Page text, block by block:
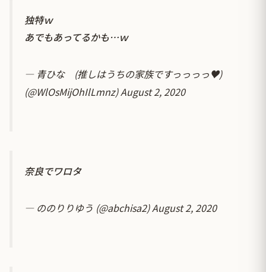
独特ｗ
あでもあってるかも…ｗ
— 青ひな (推しはうちの家族ですっっっっ♥)
(@WlOsMijOhIlLmnz)August 2, 2020
奈良でワロタ
— ののりりゆう (@abchisa2)August 2, 2020